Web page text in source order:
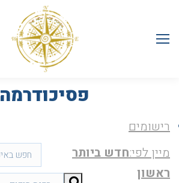
פסיכודרמה
רישומים
מיין לפי:חדש ביותר
ראשון